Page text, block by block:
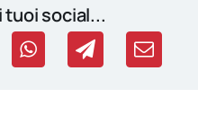
social...